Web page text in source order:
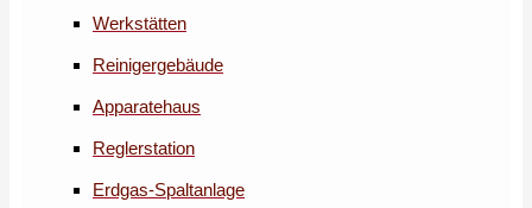
Werkstätten
Reinigergebäude
Apparatehaus
Reglerstation
Erdgas-Spaltanlage